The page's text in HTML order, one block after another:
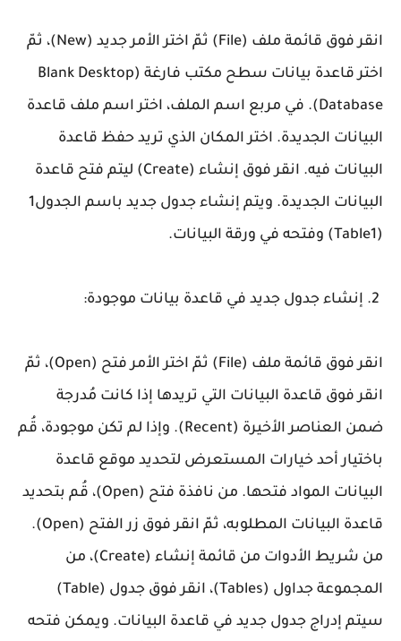
انقر فوق قائمة ملف (File) ثمّ اختر الأمر جديد (New)، ثمّ
اختر قاعدة بيانات سطح مكتب فارغة (Blank Desktop
Database). في مربع اسم الملف، اختر اسم ملف قاعدة
البيانات الجديدة. اختر المكان الذي تريد حفظ قاعدة
البيانات فيه. انقر فوق إنشاء (Create) ليتم فتح قاعدة
البيانات الجديدة. ويتم إنشاء جدول جديد باسم الجدول1
(Table1) وفتحه في ورقة البيانات.
انقر فوق قائمة ملف (File) ثمّ اختر الأمر فتح (Open)، ثمّ
انقر فوق قاعدة البيانات التي تريدها إذا كانت مُدرجة
ضمن العناصر الأخيرة (Recent). وإذا لم تكن موجودة، قُم
باختيار أحد خيارات المستعرض لتحديد موقع قاعدة
البيانات المواد فتحها. من نافذة فتح (Open)، قُم بتحديد
قاعدة البيانات المطلوبه، ثمّ انقر فوق زر الفتح (Open).
من شريط الأدوات من قائمة إنشاء (Create)، من
المجموعة جداول (Tables)، انقر فوق جدول (Table)
سيتم إدراج جدول جديد في قاعدة البيانات. ويمكن فتحه